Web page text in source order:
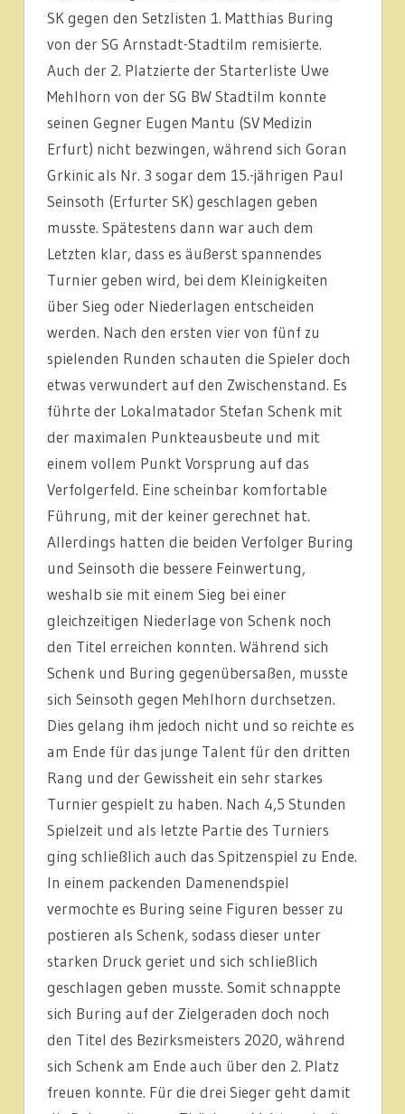
SK gegen den Setzlisten 1. Matthias Buring
von der SG Arnstadt-Stadtilm remisierte.
Auch der 2. Platzierte der Starterliste Uwe
Mehlhorn von der SG BW Stadtilm konnte
seinen Gegner Eugen Mantu (SV Medizin
Erfurt) nicht bezwingen, während sich Goran
Grkinic als Nr. 3 sogar dem 15.-jährigen Paul
Seinsoth (Erfurter SK) geschlagen geben
musste. Spätestens dann war auch dem
Letzten klar, dass es äußerst spannendes
Turnier geben wird, bei dem Kleinigkeiten
über Sieg oder Niederlagen entscheiden
werden. Nach den ersten vier von fünf zu
spielenden Runden schauten die Spieler doch
etwas verwundert auf den Zwischenstand. Es
führte der Lokalmatador Stefan Schenk mit
der maximalen Punkteausbeute und mit
einem vollem Punkt Vorsprung auf das
Verfolgerfeld. Eine scheinbar komfortable
Führung, mit der keiner gerechnet hat.
Allerdings hatten die beiden Verfolger Buring
und Seinsoth die bessere Feinwertung,
weshalb sie mit einem Sieg bei einer
gleichzeitigen Niederlage von Schenk noch
den Titel erreichen konnten. Während sich
Schenk und Buring gegenübersaßen, musste
sich Seinsoth gegen Mehlhorn durchsetzen.
Dies gelang ihm jedoch nicht und so reichte es
am Ende für das junge Talent für den dritten
Rang und der Gewissheit ein sehr starkes
Turnier gespielt zu haben. Nach 4,5 Stunden
Spielzeit und als letzte Partie des Turniers
ging schließlich auch das Spitzenspiel zu Ende.
In einem packenden Damenendspiel
vermochte es Buring seine Figuren besser zu
postieren als Schenk, sodass dieser unter
starken Druck geriet und sich schließlich
geschlagen geben musste. Somit schnappte
sich Buring auf der Zielgeraden doch noch
den Titel des Bezirksmeisters 2020, während
sich Schenk am Ende auch über den 2. Platz
freuen konnte. Für die drei Sieger geht damit